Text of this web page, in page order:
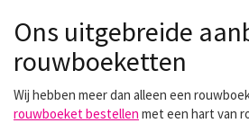
Ons uitgebreide
rouwboeketten
Wij hebben meer dan alleen een
rouwboeket bestellen met een hart van